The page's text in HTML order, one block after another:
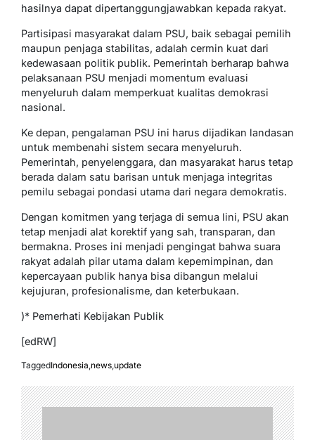
hasilnya dapat dipertanggungjawabkan kepada rakyat.
Partisipasi masyarakat dalam PSU, baik sebagai pemilih
maupun penjaga stabilitas, adalah cermin kuat dari
kedewasaan politik publik. Pemerintah berharap bahwa
pelaksanaan PSU menjadi momentum evaluasi
menyeluruh dalam memperkuat kualitas demokrasi
nasional.
Ke depan, pengalaman PSU ini harus dijadikan landasan
untuk membenahi sistem secara menyeluruh.
Pemerintah, penyelenggara, dan masyarakat harus tetap
berada dalam satu barisan untuk menjaga integritas
pemilu sebagai pondasi utama dari negara demokratis.
Dengan komitmen yang terjaga di semua lini, PSU akan
tetap menjadi alat korektif yang sah, transparan, dan
bermakna. Proses ini menjadi pengingat bahwa suara
rakyat adalah pilar utama dalam kepemimpinan, dan
kepercayaan publik hanya bisa dibangun melalui
kejujuran, profesionalisme, dan keterbukaan.
)* Pemerhati Kebijakan Publik
[edRW]
TaggedIndonesia,news,update